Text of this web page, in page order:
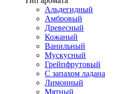
Альдегидный
Амбровый
Древесный
Кожаный
Ванильный
Мускусный
Грейпфрутовый
С запахом ладана
Лимонный
Мятный